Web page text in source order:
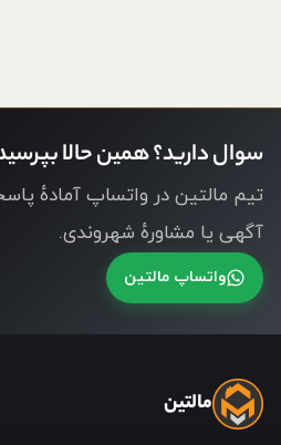
سوال دارید؟ همین حالا
تیم مالتین در واتساپ آمادهٔ
آگهی یا مشاورهٔ شهروندی.
واتساپ مالتین
مالتین